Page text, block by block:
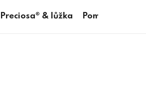
Preciosa® & lůžka Pomůcky